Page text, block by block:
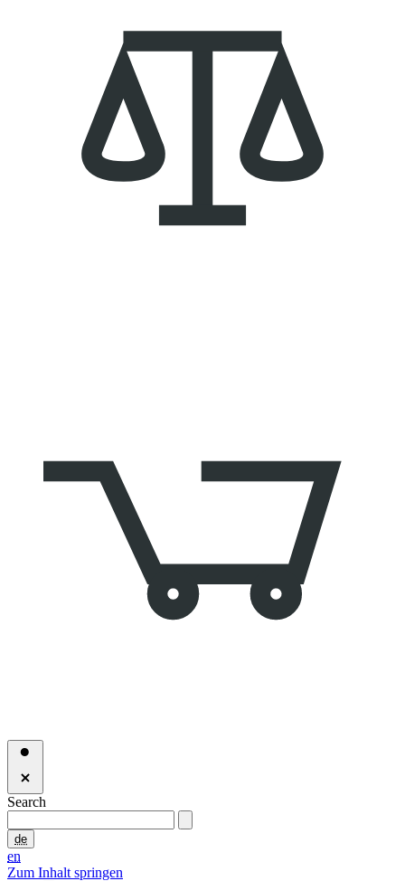
Search
de
en
Zum Inhalt springen